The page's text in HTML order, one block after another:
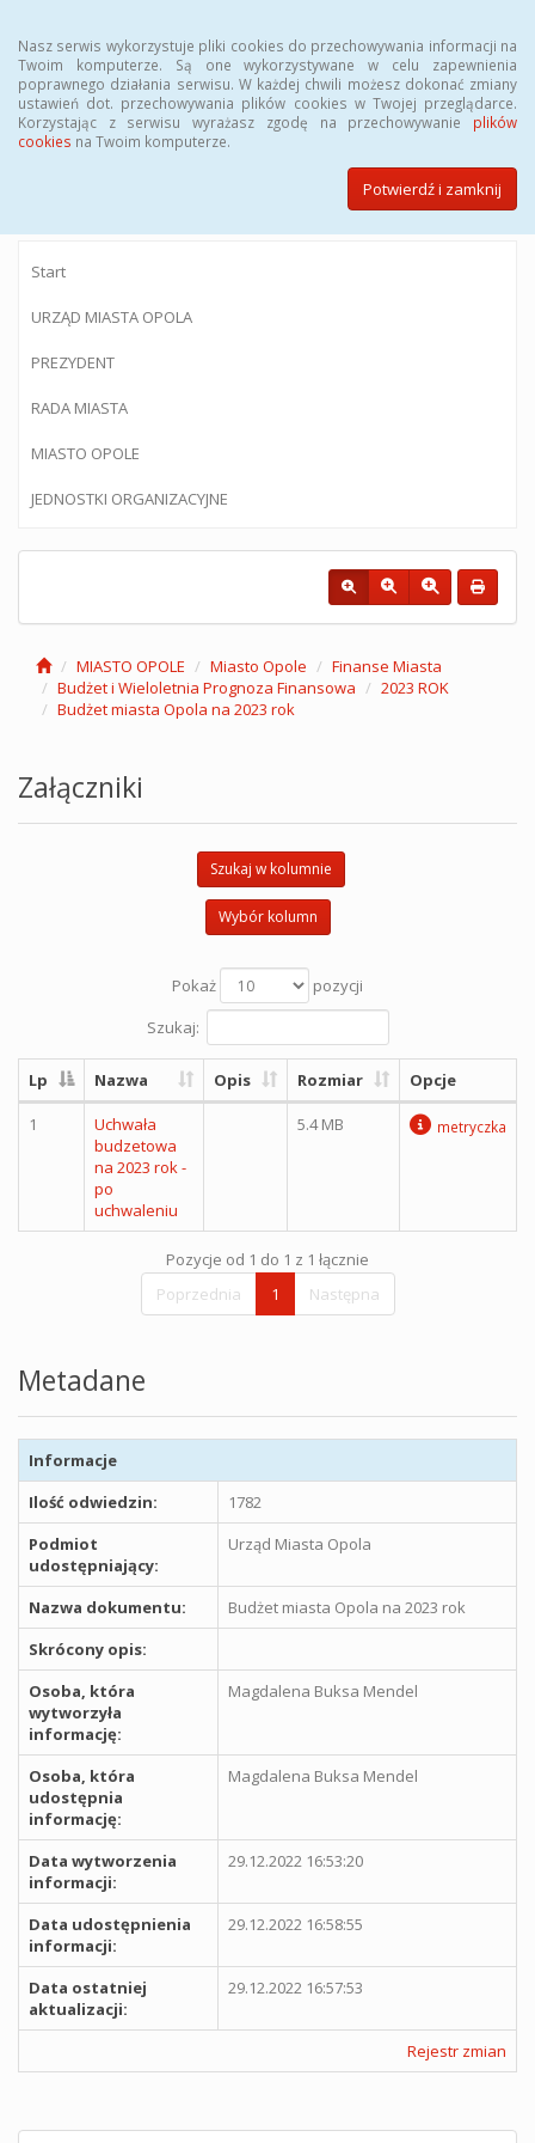
Nasz serwis wykorzystuje pliki cookies do przechowywania informacji na
Twoim komputerze. Są one wykorzystywane w celu zapewnienia
poprawnego działania serwisu. W każdej chwili możesz dokonać zmiany
ustawień dot. przechowywania plików cookies w Twojej przeglądarce.
Korzystając z serwisu wyrażasz zgodę na przechowywanie plików
cookies na Twoim komputerze.
Potwierdź i zamknij
BIULETYN INFORMACJI PUBLICZNEJ
Urzędu Miasta Opola
Start
URZĄD MIASTA OPOLA
PREZYDENT
RADA MIASTA
MIASTO OPOLE
JEDNOSTKI ORGANIZACYJNE
MIASTO OPOLE Miasto Opole
Finanse Miasta
Budżet i Wieloletnia Prognoza Finansowa
2023 ROK
Budżet miasta Opola na 2023 rok
Załączniki
Szukaj w kolumnie
Wybór kolumn
Pokaż
pozycji
Szukaj:
Lp Nazwa Opis Rozmiar Opcje
1
Uchwała
budzetowa
na 2023 rok -
po
uchwaleniu
5.4 MB metryczka
Pozycje od 1 do 1 z 1 łącznie
Poprzednia
1 Następna
Metadane
Informacje
Ilość odwiedzin:
1782
Podmiot
udostępniający:
Urząd Miasta Opola
Nazwa dokumentu:
Budżet miasta Opola na 2023 rok
Skrócony opis:
Osoba, która
wytworzyła
informację:
Magdalena Buksa Mendel
Osoba, która
udostępnia
informację:
Magdalena Buksa Mendel
Data wytworzenia
informacji:
29.12.2022 16:53:20
Data udostępnienia
informacji:
29.12.2022 16:58:55
Data ostatniej
aktualizacji:
29.12.2022 16:57:53
Rejestr zmian